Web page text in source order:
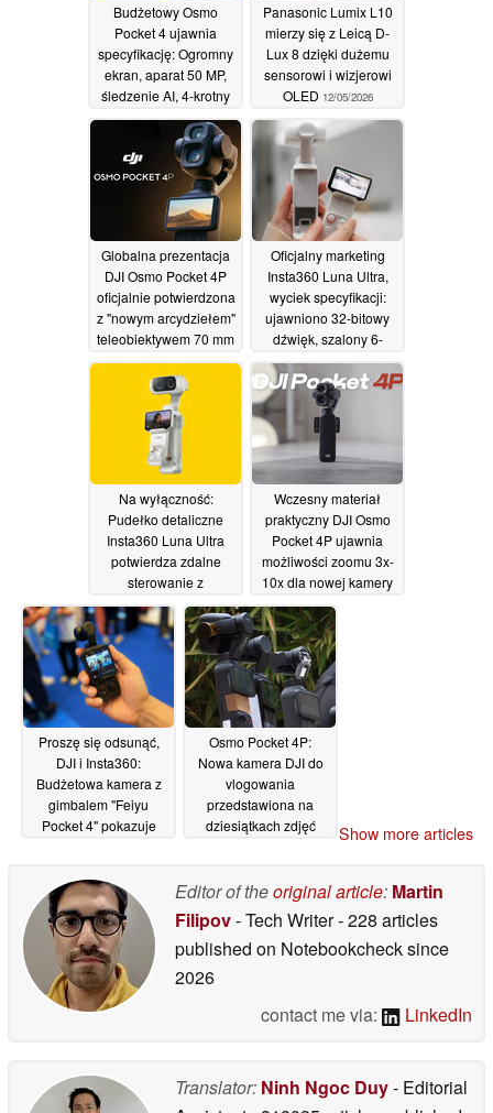
Budżetowy Osmo
Pocket 4 ujawnia
specyfikację: Ogromny
ekran, aparat 50 MP,
śledzenie AI, 4-krotny
zoom, 64 GB pamięci
13/05/2026
Panasonic Lumix L10
mierzy się z Leicą D-
Lux 8 dzięki dużemu
sensorowi i wizjerowi
OLED 12/05/2026
Globalna prezentacja
DJI Osmo Pocket 4P
oficjalnie potwierdzona
z "nowym arcydziełem"
teleobiektywem 70 mm
11/05/2026
Oficjalny marketing
Insta360 Luna Ultra,
wyciek specyfikacji:
ujawniono 32-bitowy
dźwięk, szalony 6-
krotny zoom optyczny,
12-krotny zoom
bezstratny10/05/2026
Na wyłączność:
Pudełko detaliczne
Insta360 Luna Ultra
potwierdza zdalne
sterowanie z
wyświetlaczem OLED,
wideo 8K - proszę nie
mówić DJI09/05/2026
Wczesny materiał
praktyczny DJI Osmo
Pocket 4P ujawnia
możliwości zoomu 3x-
10x dla nowej kamery
do vlogowania z
rozpakowanym
zestawem Creator
Combo08/05/2026
Proszę się odsunąć,
DJI i Insta360:
Budżetowa kamera z
gimbalem "Feiyu
Pocket 4" pokazuje
Osmo Pocket 4P:
Nowa kamera DJI do
vlogowania
przedstawiona na
dziesiątkach zdjęć
Show more articles
Editor of theoriginal article: Martin
Filipov- Tech Writer- 228 articles
published on Notebookchecksince
2026
contact me via:
LinkedIn
Translator: Ninh Ngoc Duy- Editorial